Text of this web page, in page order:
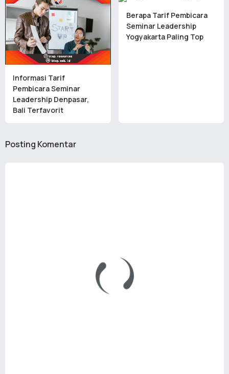
Informasi Tarif
Pembicara Seminar
Leadership Denpasar,
Bali Terfavorit
Berapa Tarif Pembicara
Seminar Leadership
Yogyakarta Paling Top
Posting Komentar